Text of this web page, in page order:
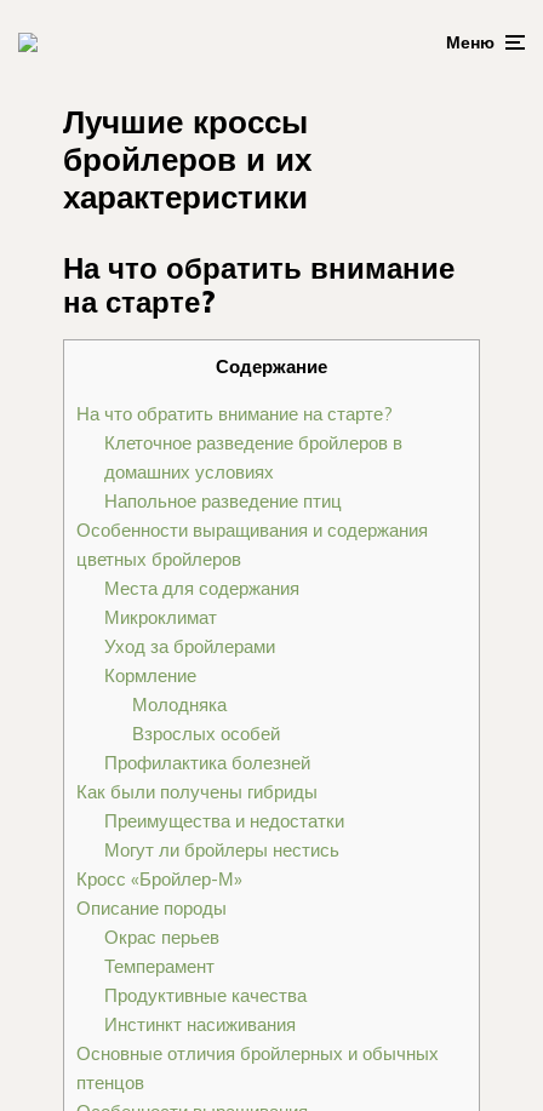
Меню
Лучшие кроссы
бройлеров и их
характеристики
На что обратить внимание
на старте?
Содержание
На что обратить внимание на старте?
Клеточное разведение бройлеров в
домашних условиях
Напольное разведение птиц
Особенности выращивания и содержания
цветных бройлеров
Места для содержания
Микроклимат
Уход за бройлерами
Кормление
Молодняка
Взрослых особей
Профилактика болезней
Как были получены гибриды
Преимущества и недостатки
Могут ли бройлеры нестись
Кросс «Бройлер-М»
Описание породы
Окрас перьев
Темперамент
Продуктивные качества
Инстинкт насиживания
Основные отличия бройлерных и обычных
птенцов